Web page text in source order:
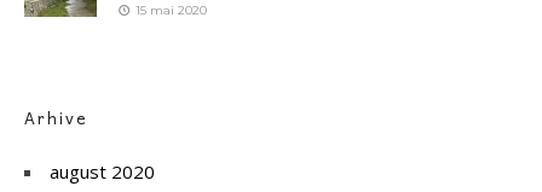
15 mai 2020
Arhive
august 2020